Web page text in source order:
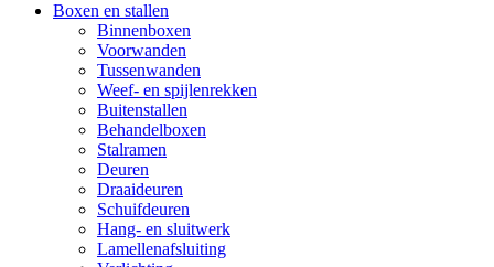
Boxen en stallen
Binnenboxen
Voorwanden
Tussenwanden
Weef- en spijlenrekken
Buitenstallen
Behandelboxen
Stalramen
Deuren
Draaideuren
Schuifdeuren
Hang- en sluitwerk
Lamellenafsluiting